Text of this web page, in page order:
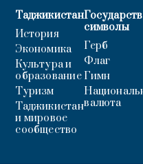
Таджикистан
История
Экономика
Культура и
образование
Туризм
Таджикистан
и мировое
сообщество
символы
Герб
Флаг
Гимн
валюта